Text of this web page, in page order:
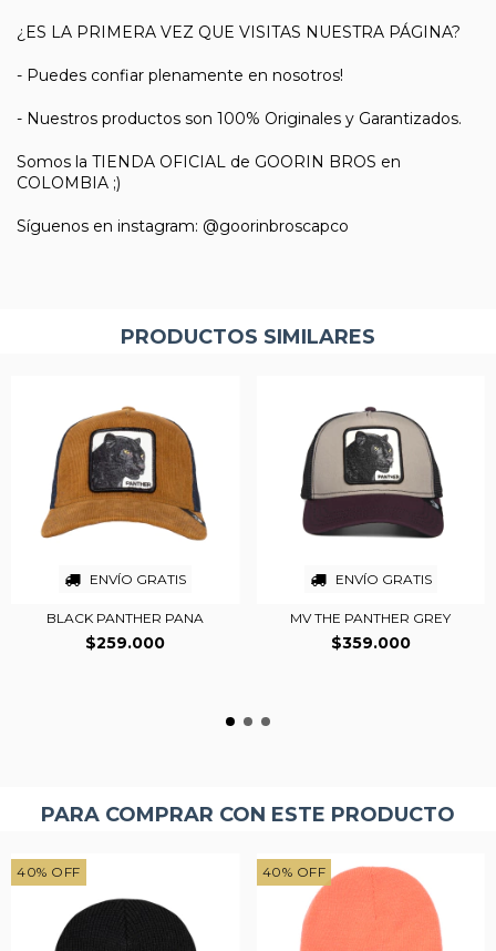
¿ES LA PRIMERA VEZ QUE VISITAS NUESTRA PÁGINA?
- Puedes confiar plenamente en nosotros!
- Nuestros productos son 100% Originales y Garantizados.
Somos la TIENDA OFICIAL de GOORIN BROS en
COLOMBIA ;)
Síguenos en instagram: @goorinbroscapco
PRODUCTOS SIMILARES
ENVÍO GRATIS
BLACK PANTHER PANA
$259.000
ENVÍO GRATIS
MV THE PANTHER GREY
$359.000
PARA COMPRAR CON ESTE PRODUCTO
40% OFF 40% OFF